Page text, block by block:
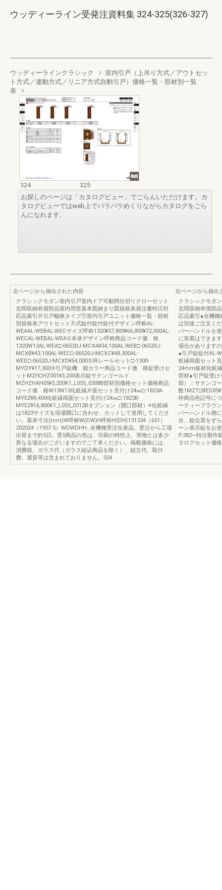
ウッディーライン受発注資料集 324-325(326-327)
ウッディーラインクラシック
室内引戸（上吊り方式／アウトセッ
ト方式／連動方式／リニア方式自動引戸）価格一覧・部材別一覧
表
324
325
お探しのページは「カタログビュー」でごらんいただけます。カ
タログビューではweb上でパラパラめくりながらカタログをごら
んになれます。
左ページから抽出された内容
クラシックモダン室内引戸室内ドア可動間仕切りクローゼット
玄関収納有償部品室内用窓基本図納まり図規格表発注書特注対
応品索引片引戸幅狭タイプ①室内引戸ユニット価格一覧・部材
別規格表アウトセット方式錠付錠付錠付デザイン呼称AL-
WEAAL-WEBAL-WECサイズ呼称1320¥57,800¥66,800¥72,000AL-
WECAL-WEBAL-WEA①本体デザイン呼称商品コード価 格
1320W13AL-WEA□-06520J-MCXA¥34,100AL-WEB□-06520J-
MCXB¥43,100AL-WEC□-06520J-MCXC¥48,300AL-
WED□-06520J-MCXD¥54,000②枠レールセット□-1300-
MYDY¥17,300③引戸錠機 能カラー商品コード価 格錠受けセ
ットMZH□HZ001¥3,200表示錠サテンゴールド
MZHZHAH05¥3,200K1_L055_0308B部材別価格セット価格商品
コード価 格W13W13化粧縁片面セット見付け24㎜□-1823A-
MYEZ¥8,400化粧縁両面セット見付け24㎜□-1823B-
MYEZ¥16,800K1_L055_0312Bオプション（開口部材）※化粧縁
は1823サイズを現場開口に合わせ、カットして使用してくださ
い。基本寸法(mm)W呼称W(DW)H呼称H(DH)131334（651）
202024（1957.5）WDWDHH…全機種受注生産品。受注から工場
出荷まで約5日。受5商品の色は、印刷の特性上、実物とは多少
異なる場合がございますのでご了承ください。掲載価格には、
消費税、ガラス代（ガラス組込商品を除く）、組立代、取付
費、運賃等は含まれておりません。324
右ページから抽出
クラシックモダ
玄関収納有償部
応品索引●全機種
は別途ご注文く
バーハンドルを
に装着はできま
場合があります
●引戸錠錠付AL-
粧縁両面セット
24mm板材化粧
部材●引戸錠受け
部）：サテンゴ
数
枠商品色記号に
ーティーブラ
バーハンドル側
合、錠位置をず
ーン表示錠をお
P.382∼特注製作
タログセット価